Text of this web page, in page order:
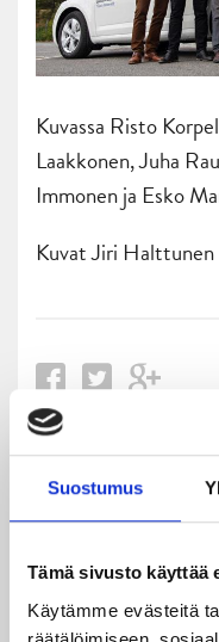
Suostumus
Tämä sivusto käyttää
Käytämme evästeitä
Kuvassa Risto
Laakkonen, Juha
Immonen ja Esko
Kuvat Jiri Halttunen
Uusimmat
06.08.2026
JYPin kausi käyntiin